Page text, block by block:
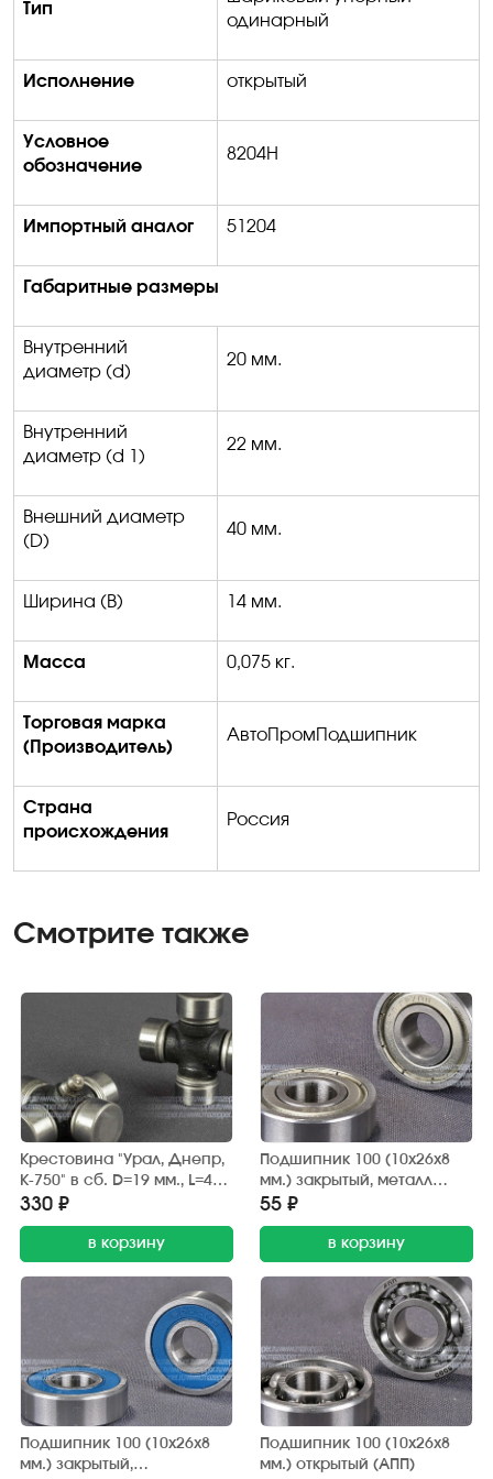
Тип
одинарный
Исполнение открытый
Условное
обозначение
8204H
Импортный аналог 51204
Габаритные размеры
Внутренний
диаметр (d)
20 мм.
Внутренний
диаметр (d 1 )
22 мм.
Внешний диаметр
(D)
40 мм.
Ширина (B) 14 мм.
Масса 0,075 кг.
Торговая марка
(Производитель)
АвтоПромПодшипник
Страна
происхождения
Россия
Смотрите также
Крестовина "Урал, Днепр,
К-750" в сб. D=19 мм., L=44,6
мм. (Росавтостандарт)
330 ₽
в корзину
Подшипник 100 (10х26х8
мм.) закрытый, металл
(АПП)
55 ₽
в корзину
Подшипник 100 (10х26х8
мм.) закрытый,
Подшипник 100 (10х26х8
мм.) открытый (АПП)